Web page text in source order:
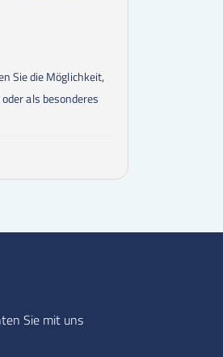
Sie die Möglichkeit,
als besonderes
Sie mit uns